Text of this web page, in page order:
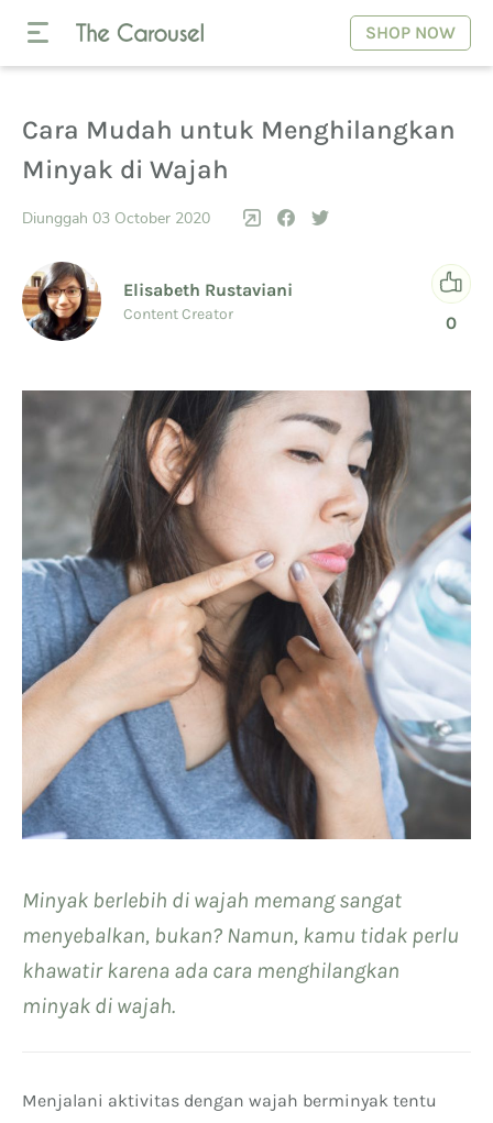
SHOP NOW
Cara Mudah untuk Menghilangkan
Minyak di Wajah
Diunggah 03 October 2020
Elisabeth Rustaviani
Content Creator 0
Minyak berlebih di wajah memang sangat
menyebalkan, bukan? Namun, kamu tidak perlu
khawatir karena ada cara menghilangkan
minyak di wajah.
Menjalani aktivitas dengan wajah berminyak tentu